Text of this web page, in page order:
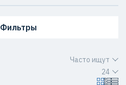
Фильтры
Часто ищут
24